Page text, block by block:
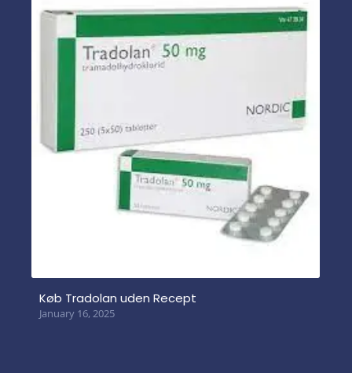
Køb Tradolan uden Recept
January 16, 2025